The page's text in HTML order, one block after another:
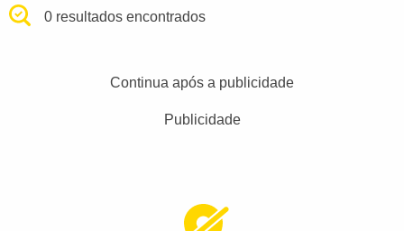
0 resultados encontrados
Continua após a publicidade
Publicidade